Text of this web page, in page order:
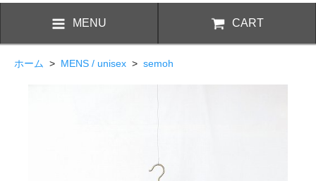
MENU CART
ホーム > MENS / unisex > semoh